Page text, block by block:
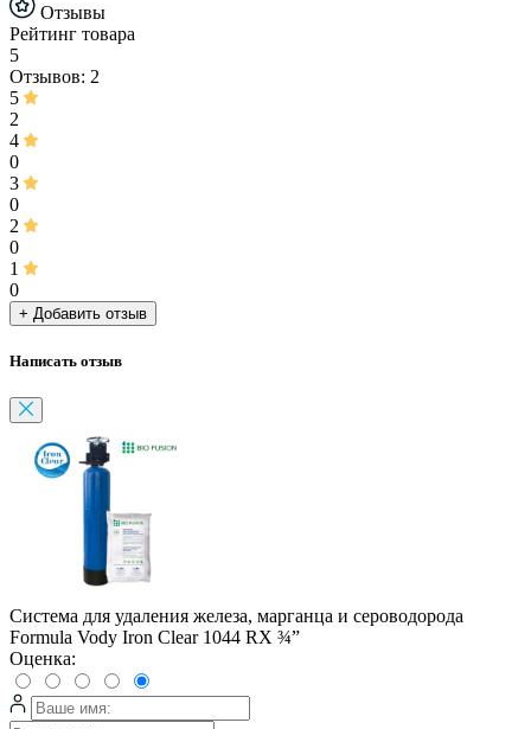
Отзывы
Рейтинг товара
5
Отзывов: 2
5
2
4
0
3
0
2
0
1
0
+ Добавить отзыв
Написать отзыв
Система для удаления железа, марганца и сероводорода
Formula Vody Iron Clear 1044 RX ¾”
Оценка: